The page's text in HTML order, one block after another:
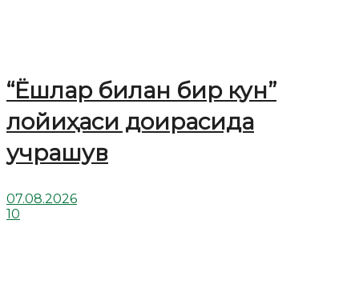
“Ёшлар билан бир кун”
лойиҳаси доирасида
учрашув
07.08.2026
10